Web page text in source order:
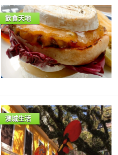
飲食天地
澳城生活